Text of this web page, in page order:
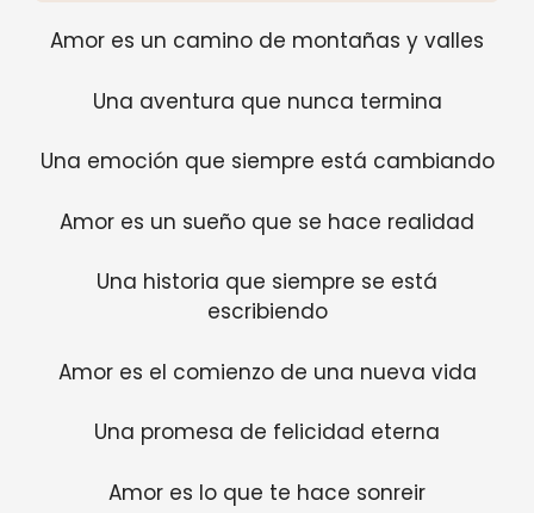
Amor es un camino de montañas y valles
Una aventura que nunca termina
Una emoción que siempre está cambiando
Amor es un sueño que se hace realidad
Una historia que siempre se está
escribiendo
Amor es el comienzo de una nueva vida
Una promesa de felicidad eterna
Amor es lo que te hace sonreir